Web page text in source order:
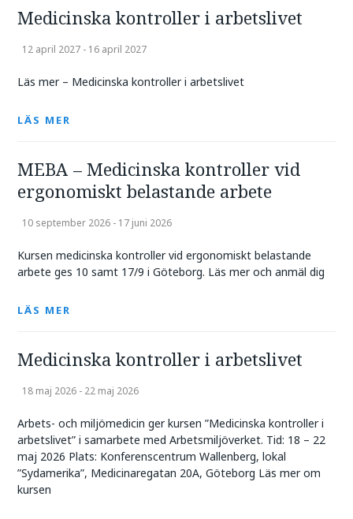
Medicinska kontroller i arbetslivet
12 april 2027 - 16 april 2027
Läs mer – Medicinska kontroller i arbetslivet
LÄS MER
MEBA – Medicinska kontroller vid
ergonomiskt belastande arbete
10 september 2026 - 17 juni 2026
Kursen medicinska kontroller vid ergonomiskt belastande
arbete ges 10 samt 17/9 i Göteborg. Läs mer och anmäl dig
LÄS MER
Medicinska kontroller i arbetslivet
18 maj 2026 - 22 maj 2026
Arbets- och miljömedicin ger kursen ”Medicinska kontroller i
arbetslivet” i samarbete med Arbetsmiljöverket. Tid: 18 – 22
maj 2026 Plats: Konferenscentrum Wallenberg, lokal
”Sydamerika”, Medicinaregatan 20A, Göteborg Läs mer om
kursen